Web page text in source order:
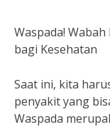
Waspada!
bagi Kesehatan
Saat ini, kita
penyakit yang
Waspada